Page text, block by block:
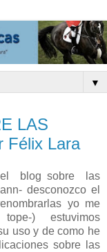
▼
LAS
Félix Lara
el blog sobre las
desconozco el
yo me
) estuvimos
uso y de como he
sobre las